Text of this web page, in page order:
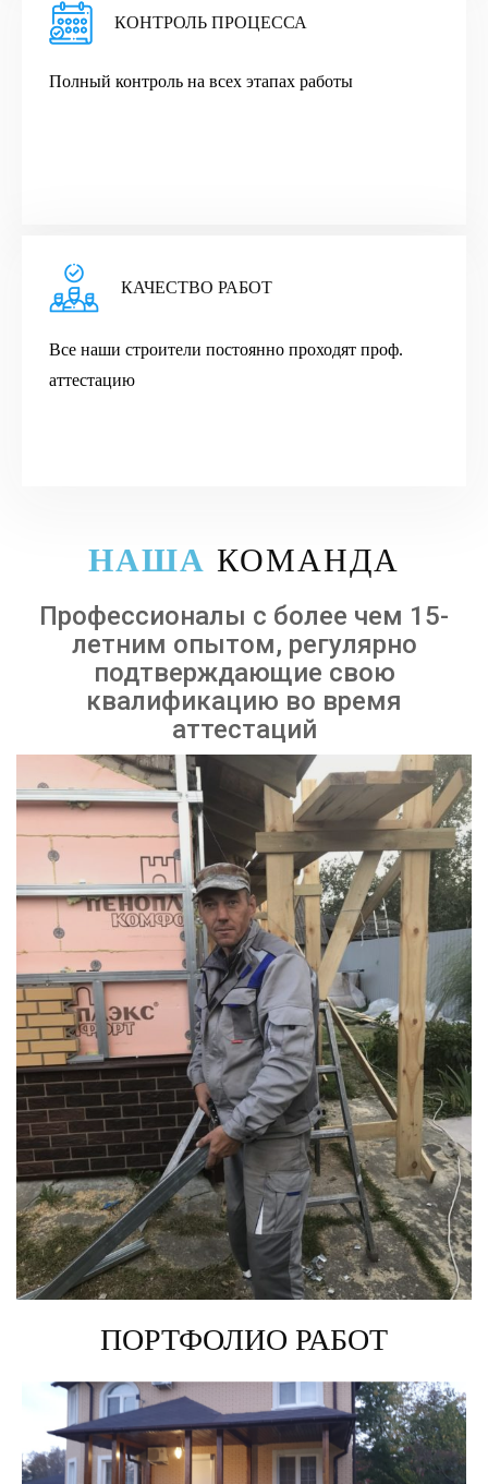
КОНТРОЛЬ ПРОЦЕССА
Полный контроль на всех этапах работы
КАЧЕСТВО РАБОТ
Все наши строители постоянно проходят проф.
аттестацию
НАША КОМАНДА
Профессионалы с более чем 15-
летним опытом, регулярно
подтверждающие свою
квалификацию во время
аттестаций
ПОРТФОЛИО РАБОТ